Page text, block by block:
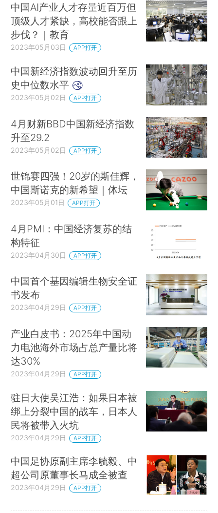
中国AI产业人才存量近百万但
顶级人才紧缺，高校能否跟上
步伐？｜教育
2023年05月03日 APP打开
中国新经济指数波动回升至历
史中位数水平
2023年05月02日 APP打开
4月财新BBD中国新经济指数
升至29.2
2023年05月02日 APP打开
世锦赛四强！20岁的斯佳辉，
中国斯诺克的新希望｜体坛
2023年05月01日 APP打开
4月PMI：中国经济复苏的结
构特征
2023年04月30日 APP打开
中国首个基因编辑生物安全证
书发布
2023年04月29日 APP打开
产业白皮书：2025年中国动
力电池海外市场占总产量比将
达30%
2023年04月29日 APP打开
驻日大使吴江浩：如果日本被
绑上分裂中国的战车，日本人
民将被带入火坑
2023年04月29日 APP打开
中国足协原副主席李毓毅、中
超公司原董事长马成全被查
2023年04月29日 APP打开